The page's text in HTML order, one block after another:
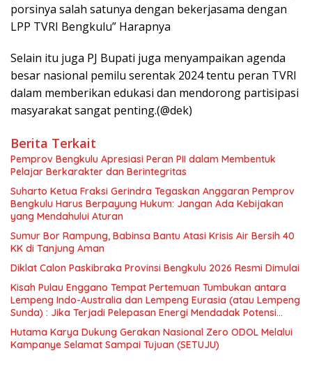
porsinya salah satunya dengan bekerjasama dengan
LPP TVRI Bengkulu” Harapnya
Selain itu juga PJ Bupati juga menyampaikan agenda
besar nasional pemilu serentak 2024 tentu peran TVRI
dalam memberikan edukasi dan mendorong partisipasi
masyarakat sangat penting.(@dek)
Berita Terkait
Pemprov Bengkulu Apresiasi Peran PII dalam Membentuk
Pelajar Berkarakter dan Berintegritas
Suharto Ketua Fraksi Gerindra Tegaskan Anggaran Pemprov
Bengkulu Harus Berpayung Hukum: Jangan Ada Kebijakan
yang Mendahului Aturan
Sumur Bor Rampung, Babinsa Bantu Atasi Krisis Air Bersih 40
KK di Tanjung Aman
Diklat Calon Paskibraka Provinsi Bengkulu 2026 Resmi Dimulai
Kisah Pulau Enggano Tempat Pertemuan Tumbukan antara
Lempeng Indo-Australia dan Lempeng Eurasia (atau Lempeng
Sunda) : Jika Terjadi Pelepasan Energi Mendadak Potensi
Gempa 8.4 SR dan Picu Tsunami 15 Meter
Hutama Karya Dukung Gerakan Nasional Zero ODOL Melalui
Kampanye Selamat Sampai Tujuan (SETUJU)